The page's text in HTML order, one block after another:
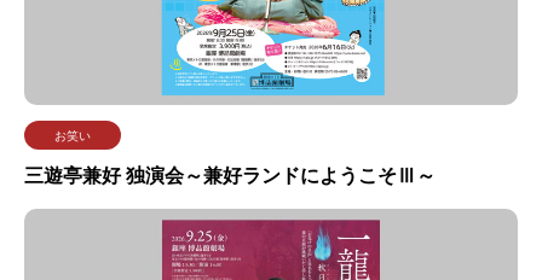
お笑い
三遊亭兼好 独演会～兼好ランドにようこそⅢ～